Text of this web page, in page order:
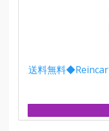
送料無料